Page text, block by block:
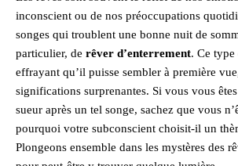
inconscient ou de nos préoccupations
songes qui troublent une bonne nuit de
particulier, de rêver d’enterrement. Ce type
effrayant qu’il puisse sembler à première
significations surprenantes. Si vous vous
sueur après un tel songe, sachez que vous
pourquoi votre subconscient choisit-il un
Plongeons ensemble dans les mystères des